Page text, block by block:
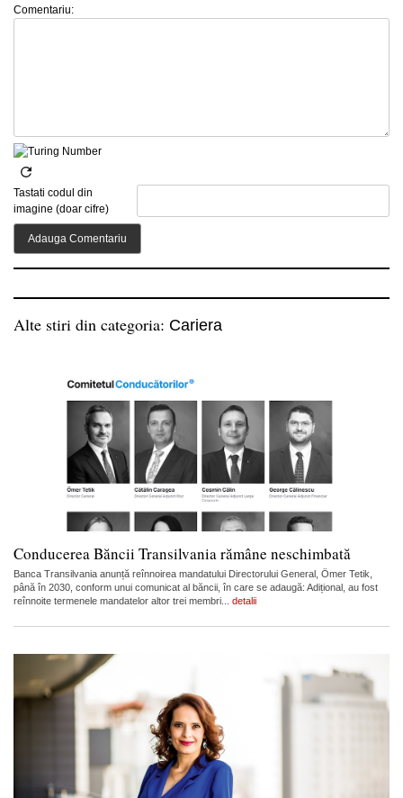
Comentariu:
Tastati codul din
imagine (doar cifre)
Alte stiri din categoria: Cariera
Conducerea Băncii Transilvania rămâne neschimbată
Banca Transilvania anunță reînnoirea mandatului Directorului General, Ömer Tetik,
până în 2030, conform unui comunicat al băncii, în care se adaugă: Adițional, au fost
reînnoite termenele mandatelor altor trei membri... detalii